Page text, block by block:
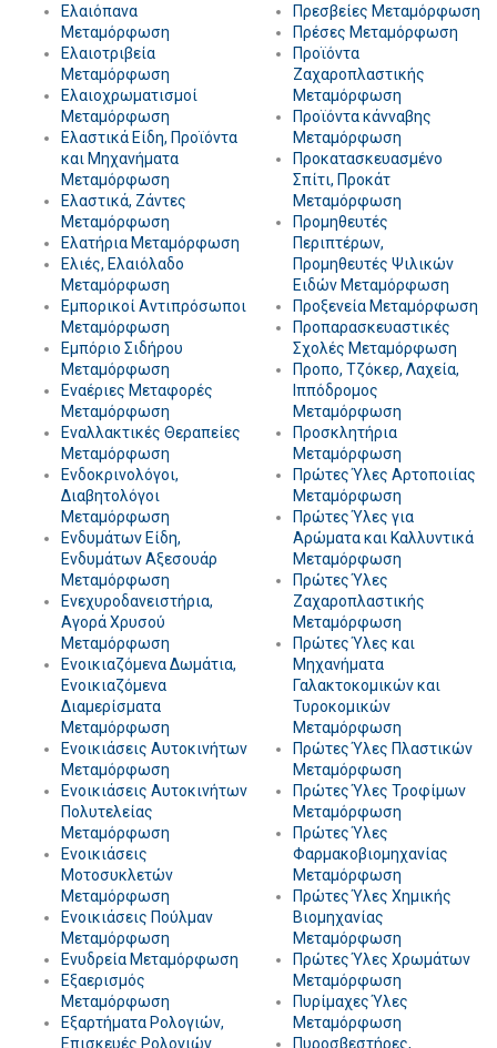
Ελαιόπανα
Μεταμόρφωση
Ελαιοτριβεία
Μεταμόρφωση
Ελαιοχρωματισμοί
Μεταμόρφωση
Ελαστικά Είδη, Προϊόντα
και Μηχανήματα
Μεταμόρφωση
Ελαστικά, Ζάντες
Μεταμόρφωση
Ελατήρια Μεταμόρφωση
Ελιές, Ελαιόλαδο
Μεταμόρφωση
Εμπορικοί Αντιπρόσωποι
Μεταμόρφωση
Εμπόριο Σιδήρου
Μεταμόρφωση
Εναέριες Μεταφορές
Μεταμόρφωση
Εναλλακτικές Θεραπείες
Μεταμόρφωση
Ενδοκρινολόγοι,
Διαβητολόγοι
Μεταμόρφωση
Ενδυμάτων Είδη,
Ενδυμάτων Αξεσουάρ
Μεταμόρφωση
Ενεχυροδανειστήρια,
Αγορά Χρυσού
Μεταμόρφωση
Ενοικιαζόμενα Δωμάτια,
Ενοικιαζόμενα
Διαμερίσματα
Μεταμόρφωση
Ενοικιάσεις Αυτοκινήτων
Μεταμόρφωση
Ενοικιάσεις Αυτοκινήτων
Πολυτελείας
Μεταμόρφωση
Ενοικιάσεις
Μοτοσυκλετών
Μεταμόρφωση
Ενοικιάσεις Πούλμαν
Μεταμόρφωση
Ενυδρεία Μεταμόρφωση
Εξαερισμός
Μεταμόρφωση
Εξαρτήματα Ρολογιών,
Επισκευές Ρολογιών
Πρεσβείες Μεταμόρφωση
Πρέσες Μεταμόρφωση
Προϊόντα
Ζαχαροπλαστικής
Μεταμόρφωση
Προϊόντα κάνναβης
Μεταμόρφωση
Προκατασκευασμένο
Σπίτι, Προκάτ
Μεταμόρφωση
Προμηθευτές
Περιπτέρων,
Προμηθευτές Ψιλικών
Ειδών Μεταμόρφωση
Προξενεία Μεταμόρφωση
Προπαρασκευαστικές
Σχολές Μεταμόρφωση
Προπο, Τζόκερ, Λαχεία,
Ιππόδρομος
Μεταμόρφωση
Προσκλητήρια
Μεταμόρφωση
Πρώτες Ύλες Αρτοποιίας
Μεταμόρφωση
Πρώτες Ύλες για
Αρώματα και Καλλυντικά
Μεταμόρφωση
Πρώτες Ύλες
Ζαχαροπλαστικής
Μεταμόρφωση
Πρώτες Ύλες και
Μηχανήματα
Γαλακτοκομικών και
Τυροκομικών
Μεταμόρφωση
Πρώτες Ύλες Πλαστικών
Μεταμόρφωση
Πρώτες Ύλες Τροφίμων
Μεταμόρφωση
Πρώτες Ύλες
Φαρμακοβιομηχανίας
Μεταμόρφωση
Πρώτες Ύλες Χημικής
Βιομηχανίας
Μεταμόρφωση
Πρώτες Ύλες Χρωμάτων
Μεταμόρφωση
Πυρίμαχες Ύλες
Μεταμόρφωση
Πυροσβεστήρες,